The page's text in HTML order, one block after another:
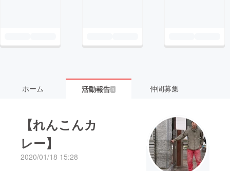
ホーム 活動報告4 仲間募集
【れんこんカ
レー】
2020/01/18 15:28